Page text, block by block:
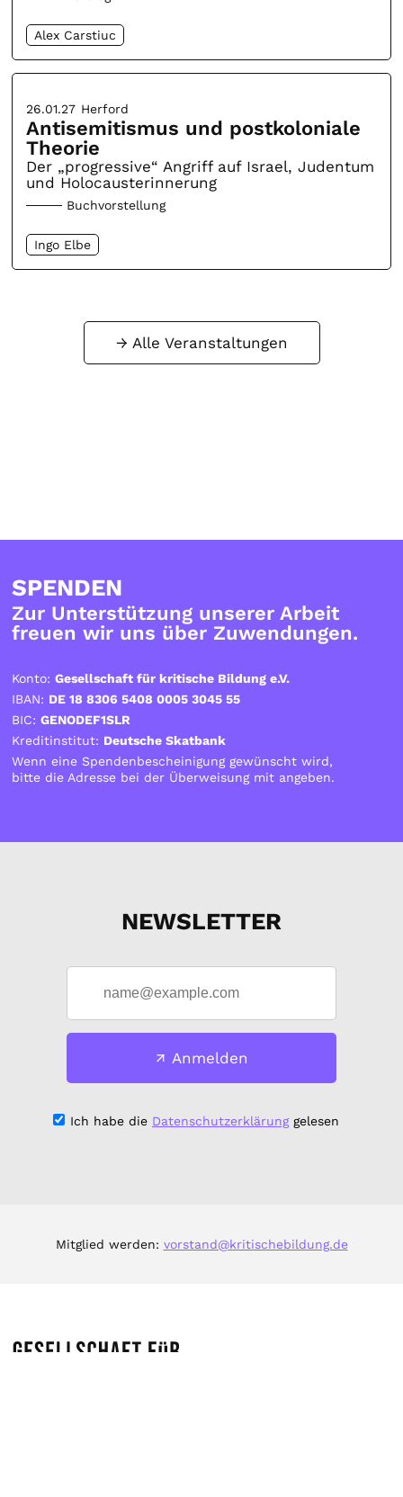
Alex Carstiuc
26.01.27 Herford
Antisemitismus und postkoloniale
Theorie
Der „progressive“ Angriff auf Israel, Judentum
und Holocausterinnerung
Buchvorstellung
Ingo Elbe
Alle Veranstaltungen
SPENDEN
Zur Unterstützung unserer Arbeit
freuen wir uns über Zuwendungen.
Konto:Gesellschaft für kritische Bildung e.V.
IBAN: DE 18 8306 5408 0005 3045 55
BIC:GENODEF1SLR
Kreditinstitut: Deutsche Skatbank
Wenn eine Spendenbescheinigung gewünscht wird,
bitte die Adresse bei der Überweisung mit angeben.
NEWSLETTER
Anmelden
Ich habe die Datenschutzerklärunggelesen
Mitglied werden: vorstand@kritischebildung.de